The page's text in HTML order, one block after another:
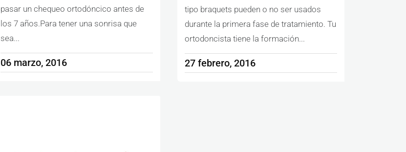
pasar un chequeo ortodóncico antes de
los 7 años.Para tener una sonrisa que
sea...
06 marzo, 2016
tipo braquets pueden o no ser usados
durante la primera fase de tratamiento. Tu
ortodoncista tiene la formación...
27 febrero, 2016